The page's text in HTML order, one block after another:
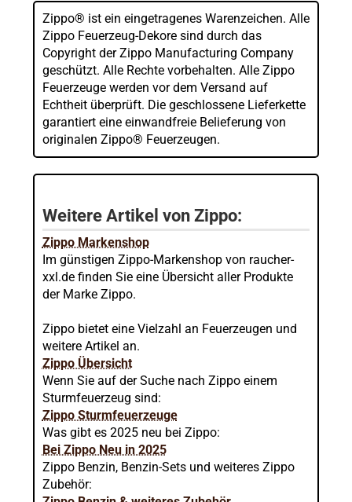
Zippo® ist ein eingetragenes Warenzeichen. Alle
Zippo Feuerzeug-Dekore sind durch das
Copyright der Zippo Manufacturing Company
geschützt. Alle Rechte vorbehalten. Alle Zippo
Feuerzeuge werden vor dem Versand auf
Echtheit überprüft. Die geschlossene Lieferkette
garantiert eine einwandfreie Belieferung von
originalen Zippo® Feuerzeugen.
Weitere Artikel von Zippo:
Zippo Markenshop
Im günstigen Zippo-Markenshop von raucher-
xxl.de finden Sie eine Übersicht aller Produkte
der Marke Zippo.
Zippo bietet eine Vielzahl an Feuerzeugen und
weitere Artikel an.
Zippo Übersicht
Wenn Sie auf der Suche nach Zippo einem
Sturmfeuerzeug sind:
Zippo Sturmfeuerzeuge
Was gibt es 2025 neu bei Zippo:
Bei Zippo Neu in 2025
Zippo Benzin, Benzin-Sets und weiteres Zippo
Zubehör: